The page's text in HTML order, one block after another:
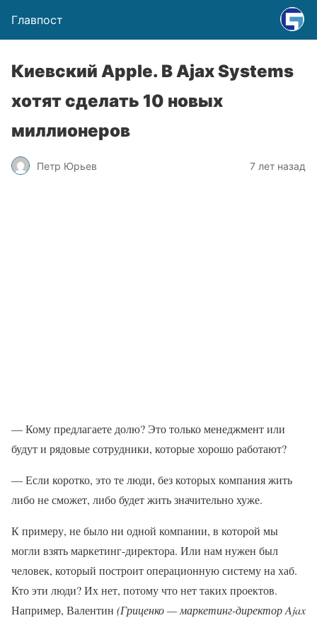
Главпост
Киевский Apple. В Ajax Systems
хотят сделать 10 новых
миллионеров
Петр Юрьев 7 лет назад
— Кому предлагаете долю? Это только менеджмент или
будут и рядовые сотрудники, которые хорошо работают?
— Если коротко, это те люди, без которых компания жить
либо не сможет, либо будет жить значительно хуже.
К примеру, не было ни одной компании, в которой мы
могли взять маркетинг-директора. Или нам нужен был
человек, который построит операционную систему на хаб.
Кто эти люди? Их нет, потому что нет таких проектов.
Например, Валентин (Гриценко — маркетинг-директор Ajax